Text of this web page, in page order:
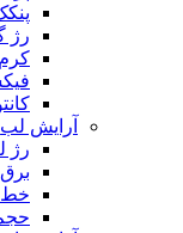
رژ
کرم
آرایش لب
رژ